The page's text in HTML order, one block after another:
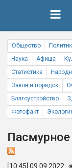
Общество
Наука
Афиша
Статистика
Закон и порядок
Благоустройство
Фотофакт
[10:45] 09.09.2022